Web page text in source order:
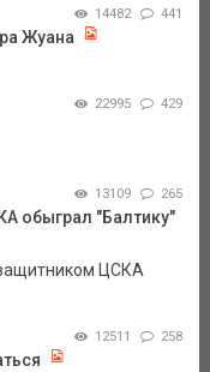
14482 441
Жуана
22995 429
13109 265
обыграл "Балтику"
ЦСКА
12511 258